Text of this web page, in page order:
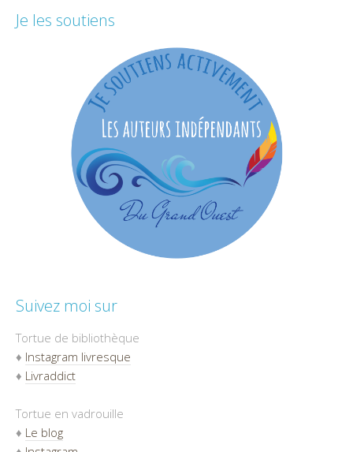
Je les soutiens
Suivez moi sur
Tortue de bibliothèque
♦ Instagram livresque
♦ Livraddict
Tortue en vadrouille
♦ Le blog